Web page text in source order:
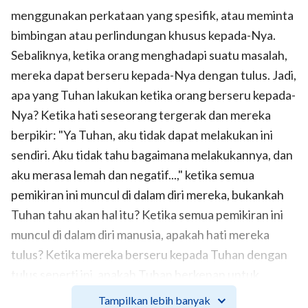
menggunakan perkataan yang spesifik, atau meminta
bimbingan atau perlindungan khusus kepada-Nya.
Sebaliknya, ketika orang menghadapi suatu masalah,
mereka dapat berseru kepada-Nya dengan tulus. Jadi,
apa yang Tuhan lakukan ketika orang berseru kepada-
Nya? Ketika hati seseorang tergerak dan mereka
berpikir: "Ya Tuhan, aku tidak dapat melakukan ini
sendiri. Aku tidak tahu bagaimana melakukannya, dan
aku merasa lemah dan negatif...," ketika semua
pemikiran ini muncul di dalam diri mereka, bukankah
Tuhan tahu akan hal itu? Ketika semua pemikiran ini
muncul di dalam diri manusia, apakah hati mereka
tulus? Ketika mereka berseru kepada Tuhan dengan
membantu mereka? Meskipun kenyataannya mereka
Tampilkan lebih banyak